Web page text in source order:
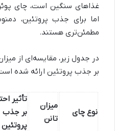
غذاهای سنگین است، چای
اما برای جذب پروتئین،
مطمئن‌تری هستند.
در جدول زیر، مقایسه‌ای از
بر جذب پروتئین ارائه شده
نوع چای
میزان
تانن
تأثیر
بر جذب
پروتئین